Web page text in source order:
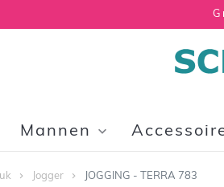
Mannen
Jogger JOGGING - TERRA 783